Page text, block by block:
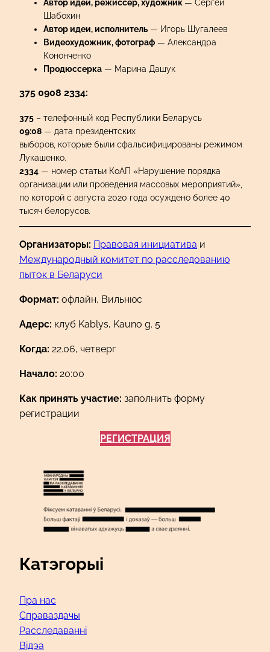
Автор идеи, режиссер, художник — Сергей
Шабохин
Автор идеи, исполнитель — Игорь Шугалеев
Видеохудожник, фотограф — Александра
Кононченко
Продюссерка — Марина Дашук
375 0908 2334:
375 – телефонный код Республики Беларусь
09:08 — дата президентских
выборов, которые были сфальсифицированы режимом
Лукашенко.
2334 — номер статьи КоАП «Нарушение порядка
организации или проведения массовых мероприятий»,
по которой с августа 2020 года осуждено более 40
тысяч белорусов.
Организаторы: Правовая инициатива и
Международный комитет по расследованию
пыток в Беларуси
Формат: офлайн, Вильнюс
Адерс: клуб Kablys, Kauno g. 5
Когда: 22.06, четверг
Начало: 20:00
Как принять участие: заполнить форму
регистрации
РЕГИСТРАЦИЯ
Катэгорыі
Пра нас
Справаздачы
Расследаванні
Відэа